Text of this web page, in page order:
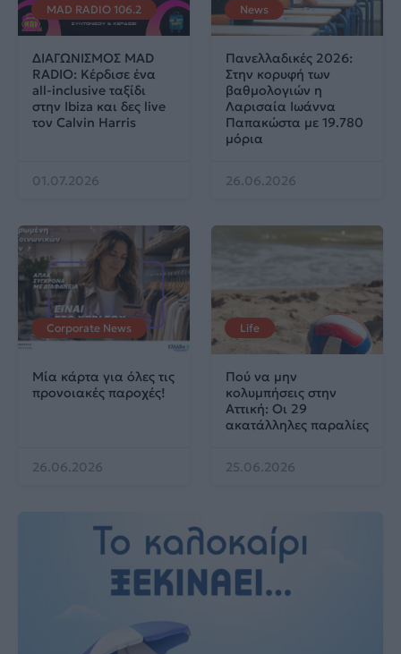
MAD RADIO 106.2
ΔΙΑΓΩΝΙΣΜΟΣ MAD
RADIO: Κέρδισε ένα
all-inclusive ταξίδι
στην Ibiza και δες live
τον Calvin Harris
01.07.2026
News
Πανελλαδικές 2026:
Στην κορυφή των
βαθμολογιών η
Λαρισαία Ιωάννα
Παπακώστα με 19.780
μόρια
26.06.2026
Corporate News
Μία κάρτα για όλες τις
προνοιακές παροχές!
26.06.2026
Life
Πού να μην
κολυμπήσεις στην
Αττική: Οι 29
ακατάλληλες παραλίες
25.06.2026